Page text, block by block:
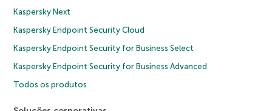
Kaspersky Next
Kaspersky Endpoint Security Cloud
Kaspersky Endpoint Security for Business Select
Kaspersky Endpoint Security for Business Advanced
Todos os produtos